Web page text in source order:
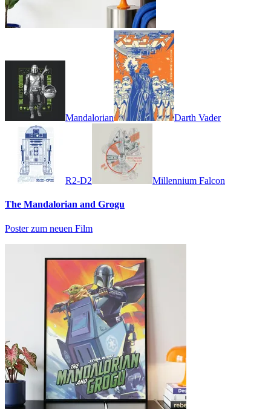
Mandalorian Darth Vader
R2-D2 Millennium Falcon
The Mandalorian and Grogu
Poster zum neuen Film